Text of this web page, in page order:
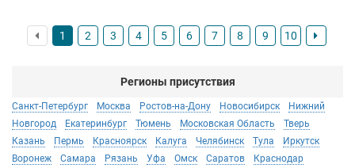
1 2 3 4 5 6 7 8 9 10
Регионы присутствия
Санкт-Петербург Москва Ростов-на-Дону Новосибирск
Нижний
Новгород
Екатеринбург Тюмень Московская Область
Тверь
Казань
Пермь Красноярск Калуга Челябинск Тула
Иркутск
Воронеж
Самара Рязань Уфа Омск Саратов
Краснодар